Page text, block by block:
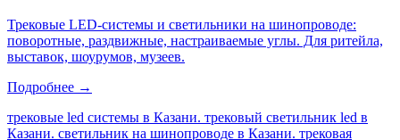
Трековые LED-системы и светильники на шинопроводе:
поворотные, раздвижные, настраиваемые углы. Для ритейла,
выставок, шоурумов, музеев.
Подробнее →
трековые led системы в Казани. трековый светильник led в
Казани. светильник на шинопроводе в Казани. трековая